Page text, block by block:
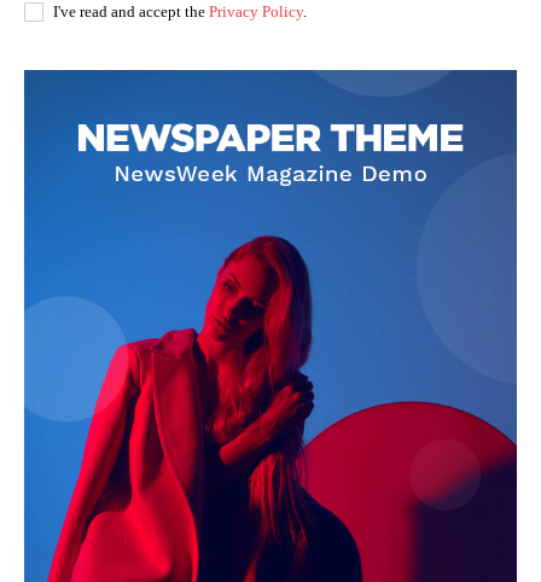
I've read and accept the Privacy Policy.